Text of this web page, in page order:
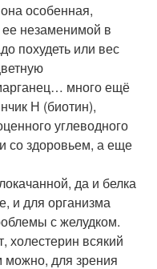
особенная,
ее незаменимой в
похудеть или вес
много ещё
Н (биотин),
углеводного
со здоровьем, а еще
да и белка
и для организма
с желудком.
холестерин всякий
можно, для зрения